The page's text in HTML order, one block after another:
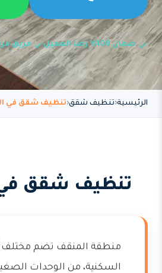
ضمان 100% رضا العميل فريق
الرئيسية تنظيف شقق تنظيف شقق في
تنظيف شقق
منطقة المنقف تضم مختلف
السكنية، من الوحدات